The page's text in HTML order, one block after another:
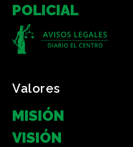
POLICIAL
Valores
MISIÓN
VISIÓN